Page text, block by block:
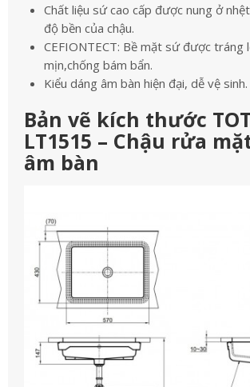
Chất liệu sứ cao cấp được nung ở
độ bền của chậu.
CEFIONTECT: Bề mặt sứ được tráng
mịn,chống bám bẩn.
Kiểu dáng âm bàn hiện đại, dễ vệ sinh.
Bản vẽ kích thước
LT1515 – Chậu rửa
âm bàn